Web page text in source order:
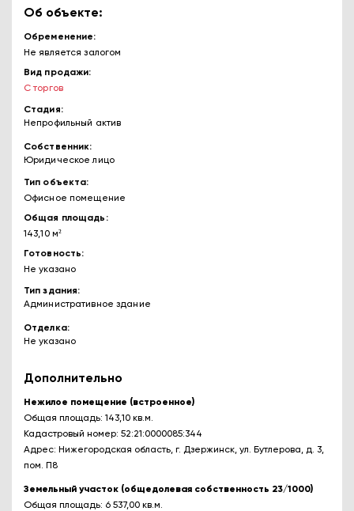
Об объекте:
Обременение
Не является залогом
Вид продажи
С торгов
Стадия
Непрофильный актив
Собственник
Юридическое лицо
Тип объекта
Офисное помещение
Общая площадь
143,10 м²
Готовность
Не указано
Тип здания
Административное здание
Отделка
Не указано
Дополнительно
Нежилое помещение (встроенное)
Общая площадь: 143,10 кв.м.
Кадастровый номер: 52:21:0000085:344
Адрес: Нижегородская область, г. Дзержинск, ул. Бутлерова, д. 3,
пом. П8
Земельный участок (общедолевая собственность 23/1000)
Общая площадь: 6 537,00 кв.м.